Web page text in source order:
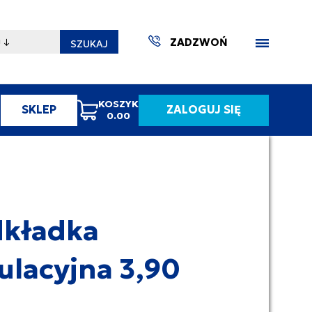
SZUKAJ ZADZWOŃ
SKLEP
KOSZYK
0.00
ZALOGUJ SIĘ
3,90